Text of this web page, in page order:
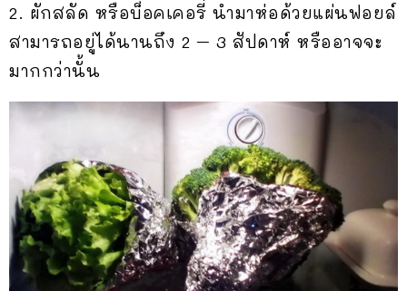
2. ผักสลัด หรือบ็อคเคอรี่ นำมาห่อด้วยแผ่นฟอยล์
สามารถอยู่ได้นานถึง 2 – 3 สัปดาห์ หรืออาจจะ
มากกว่านั้น